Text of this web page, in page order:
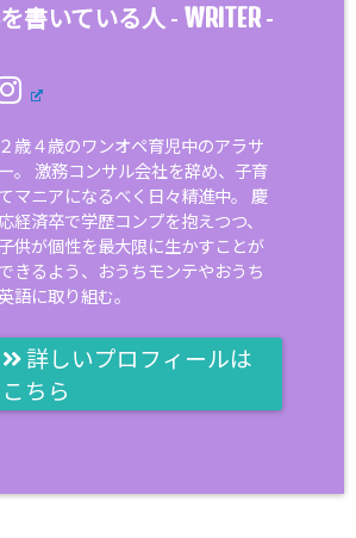
書いている人 - WRITER -
２歳４歳のワンオペ育児中のアラサ
ー。 激務コンサル会社を辞め、子育
てマニアになるべく日々精進中。 慶
応経済卒で学歴コンプを抱えつつ、
子供が個性を最大限に生かすことが
できるよう、おうちモンテやおうち
語に取り組む。
詳しいプロフィールは
こちら